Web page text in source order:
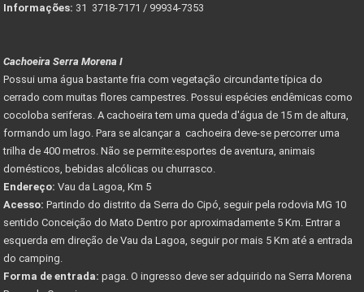
Informações: 31 3718-7171 / 99934-7353
Cachoeira Serra Morena I
Possui uma água bastante fria com vegetação circundante típica do
cerrado com muitas flores campestres. Possui espécies endêmicas como
cocoloba seriferas. A cachoeira tem uma queda d'água de 15 m de altura,
formando um lago. Para se alcançar a cachoeira deve-se percorrer uma
trilha de 400 metros. Não se permite:esportes de aventura, animais
domésticos, bebidas alcólicas ou churrasco.
Endereço: Vau da Lagoa, Km 5
Acesso: Partindo do distrito da Serra do Cipó, seguir pela rodovia MG 10
sentido Conceição do Mato Dentro por aproximadamente 5 Km. Entrar a
esquerda em direção de Vau da Lagoa, seguir por mais 5 Km até a entrada
do camping.
Forma de entrada: paga. O ingresso deve ser adquirido na Serra Morena